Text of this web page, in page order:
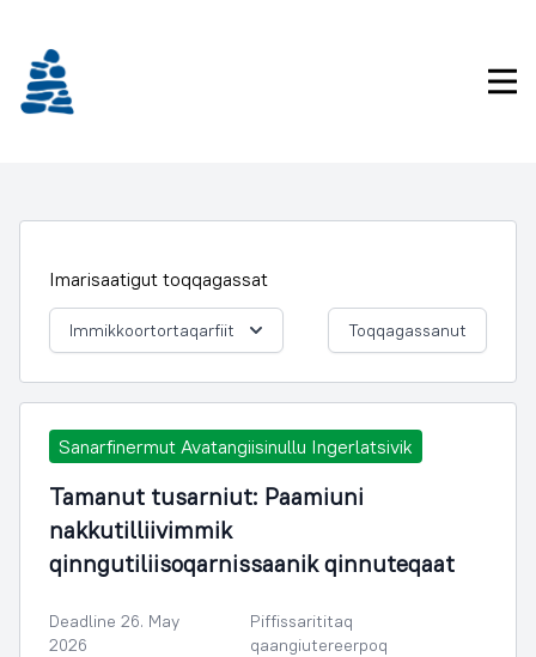
Imarisaatigut toqqagassat
Immikkoortortaqarfiit Toqqagassanut
Sanarfinermut Avatangiisinullu Ingerlatsivik
Tamanut tusarniut: Paamiuni
nakkutilliivimmik
qinngutiliisoqarnissaanik qinnuteqaat
Deadline 26. May
2026
Piffissarititaq
qaangiutereerpoq